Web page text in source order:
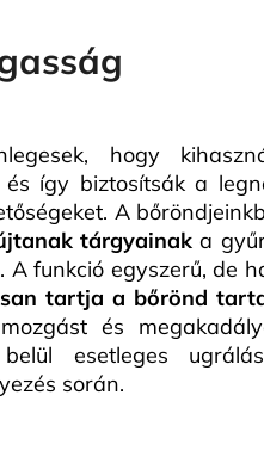
hogy
így biztosítsák a
A
tárgyainak a
A funkció egyszerű, de
tartja a bőrönd
és
esetleges
során.